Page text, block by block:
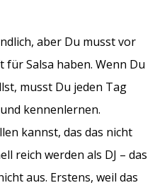
aber Du musst vor
Salsa haben. Wenn Du
musst Du jeden Tag
kennenlernen.
kannst, das das nicht
reich werden als DJ – das
aus. Erstens, weil das